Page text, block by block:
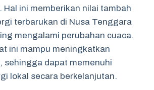
Hal ini memberikan nilai tambah
terbarukan di Nusa Tenggara
mengalami perubahan cuaca.
ini mampu meningkatkan
sehingga dapat memenuhi
lokal secara berkelanjutan.